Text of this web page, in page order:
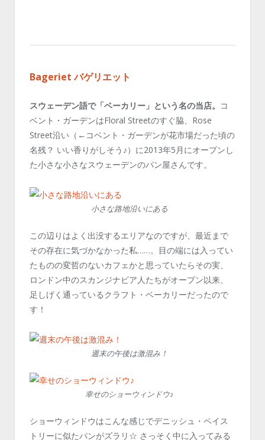
Bageriet バゲリエット
スウェーデン語で「ベーカリー」という名の当店。 コ
ベント・ガーデンはFloral Streetのすぐ脇、Rose
Street沿い（←コベント・ガーデンが花市場だった頃の
名残？ いい香りがしそう♪）に2013年5月にオープンし
た小さな小さなスウェーデンのパン屋さんです。
小さな路地沿いにある
この辺りはよく出没するエリアなのですが、最近まで
その存在に気づかなかった私……。目の端には入ってい
たものの変哲のないカフェかと思っていたらその実、
ロンドン中のスカンジナビア人たちがオープン以来、
足しげく通っているクラフト・ベーカリーだったので
す！
週末の午後は激混み！
幸せのショーウィンドウ♪
ショーウィンドウはこんな感じでデニッシュ・ペイス
トリーに似たパンがズラリ☆ さっそく中に入ってみる